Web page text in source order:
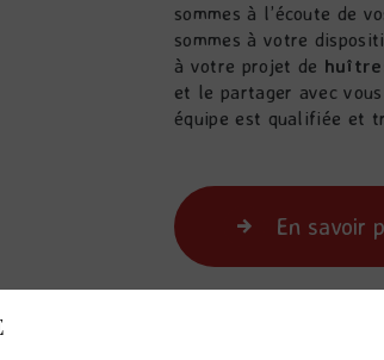
sommes à l’écoute de
sommes à votre
à votre projet de
et le partager avec
équipe est qualifiée et
En savoir